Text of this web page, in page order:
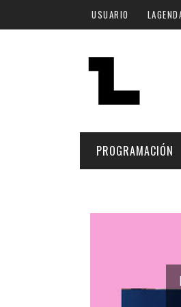
Pasar al contenido principal
USUARIO
PROGRAMACIÓN
Plan Finde